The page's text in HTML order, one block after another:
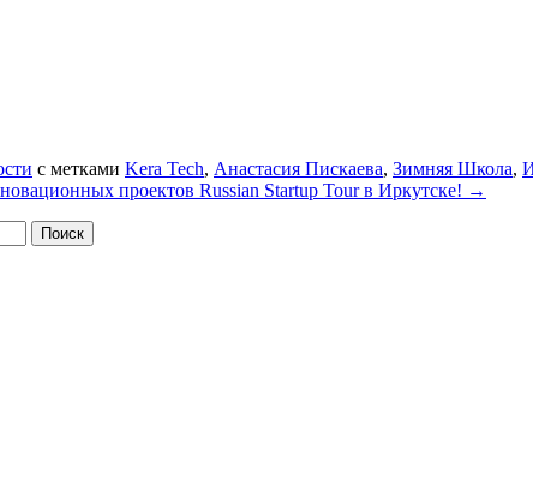
с метками Kera Tech, Анастасия Пискаева, Зимняя Школа,
проектов Russian Startup Tour в Иркутске! →